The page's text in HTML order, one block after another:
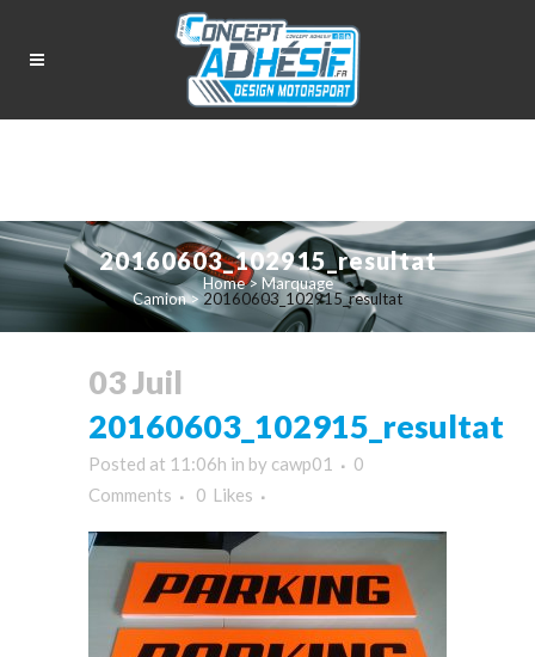
20160603_102915_resultat
Home>Marquage
Camion> 20160603_102915_resultat
03 Juil
20160603_102915_resultat
Posted at 11:06h in by cawp01
0
Comments
0 Likes